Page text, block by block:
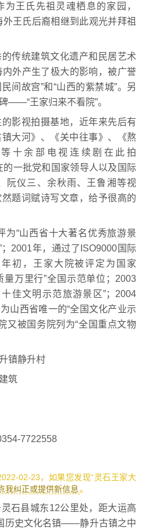
为王氏先祖灵魂栖息的家园，
王氏后裔相继到此观光并拜祖
统建筑文化遗产和民居艺术
外产生了极大的影响，被广誉
间故宫”和“山西的紫禁城”。另
——“王家归来不看院”。
视拍摄基地，近年来先后有
镇大河》、《关中往事》、《熬
十余部电视连续剧在此拍
一批党和国家领导人以及国际
阮仪三、余秋雨、王鲁湘等视
题词赋诗写文章，给予很高的
“山西省十大著名优秀旅游景
；2001年，通过了ISO9000国际
初，王家大院被评定为国家
万里行”全国示范单位；2003
佳文明示范旅游景区”；2004
山西省唯一的“全国文化产业示
又被国务院列为“全国重点文物
镇静升村
筑
7722558
02-23，如果您发现“灵石王家大
我纠正或提供新信息。
县城东12公里处，距大运高
历史文化名镇——静升古镇之中